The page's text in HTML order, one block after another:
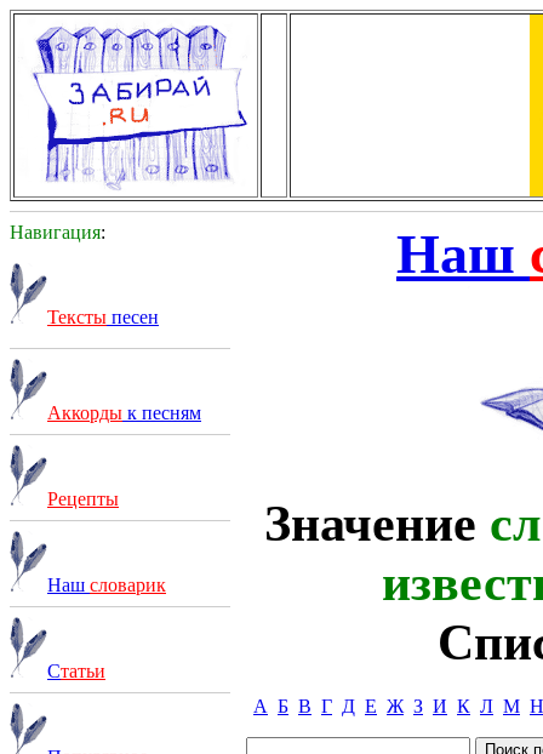
Навигация:
Тексты песен
Аккорды к песням
Рецепты
Наш словарик
Статьи
Наш
Значение
А Б В Г Д Е Ж З И К Л М Н